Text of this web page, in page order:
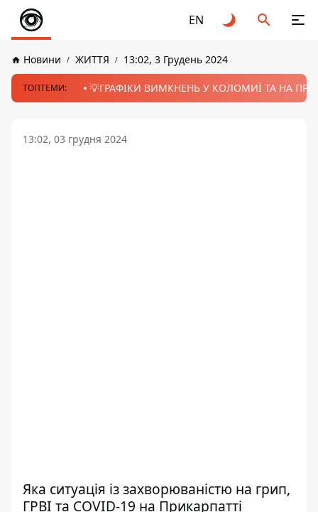
EN
Новини ЖИТТЯ 13:02, 3 Грудень 2024
ТОПТЕМИ: 💡ГРАФІКИ ВИМКНЕНЬ У КОЛОМИЇ ТА НА
13:02, 03 грудня 2024
Яка ситуація із захворюваністю на грип,
ГРВІ та COVID-19 на Прикарпатті